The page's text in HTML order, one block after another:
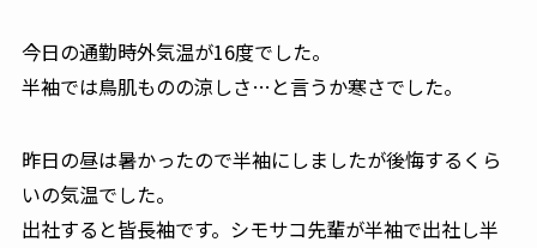
今日の通勤時外気温が16度でした。
半袖では鳥肌ものの涼しさ…と言うか寒さでした。
昨日の昼は暑かったので半袖にしましたが後悔するくら
いの気温でした。
出社すると皆長袖です。シモサコ先輩が半袖で出社し半